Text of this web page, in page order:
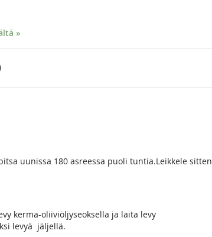
»
uunissa 180 asreessa puoli tuntia.Leikkele sitten
kerma-oliiviöljyseoksella ja laita levy
levyä jäljellä.